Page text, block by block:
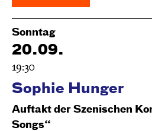
Sonntag
20.09.
19:30
Sophie Hunger
Auftakt der Szenischen
Songs“